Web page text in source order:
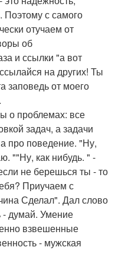
Поэтому с самого
отучаем от
об
и ссылки "а вот
на других! Ты
заповедь от моего
о проблемах: все
задач, а задачи
про поведение. "Ну,
""Ну, как нибудь. " -
не берешься ты - то
Приучаем с
Сделал". Дал слово
- думай. Умение
взвешенные
- мужская